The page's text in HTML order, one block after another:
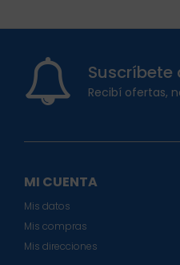
Suscríbete
Recibí ofertas,
MI CUENTA
Mis datos
Mis compras
Mis direcciones